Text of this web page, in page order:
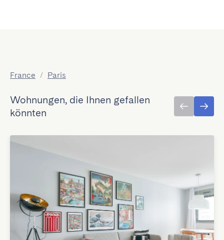
France / Paris
Wohnungen, die Ihnen gefallen
könnten